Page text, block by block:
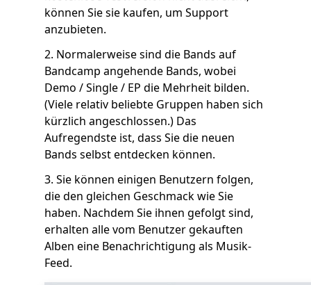
können Sie sie kaufen, um Support
anzubieten.
2. Normalerweise sind die Bands auf
Bandcamp angehende Bands, wobei
Demo / Single / EP die Mehrheit bilden.
(Viele relativ beliebte Gruppen haben sich
kürzlich angeschlossen.) Das
Aufregendste ist, dass Sie die neuen
Bands selbst entdecken können.
3. Sie können einigen Benutzern folgen,
die den gleichen Geschmack wie Sie
haben. Nachdem Sie ihnen gefolgt sind,
erhalten alle vom Benutzer gekauften
Alben eine Benachrichtigung als Musik-
Feed.